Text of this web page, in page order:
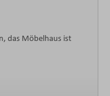
das Möbelhaus ist